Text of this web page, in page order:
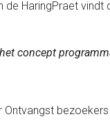
HaringPraet vindt
concept
Ontvangst